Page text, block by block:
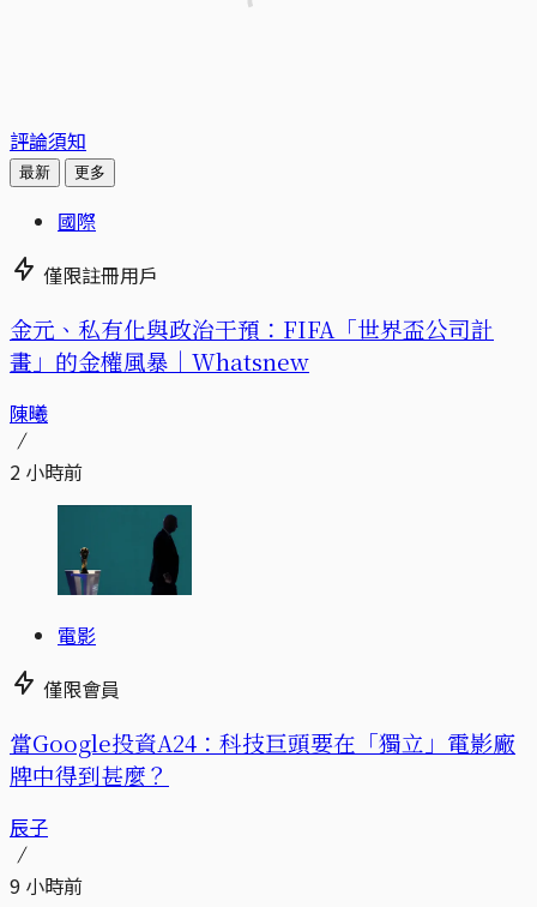
評論須知
最新 更多
國際
僅限註冊用戶
金元、私有化與政治干預：FIFA「世界盃公司計
畫」的金權風暴｜Whatsnew
陳曦
2 小時前
電影
僅限會員
當Google投資A24：科技巨頭要在「獨立」電影廠
牌中得到甚麼？
辰子
9 小時前